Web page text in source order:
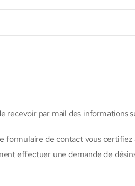
recevoir par mail des
formulaire de contact vous certifiez
effectuer une demande de